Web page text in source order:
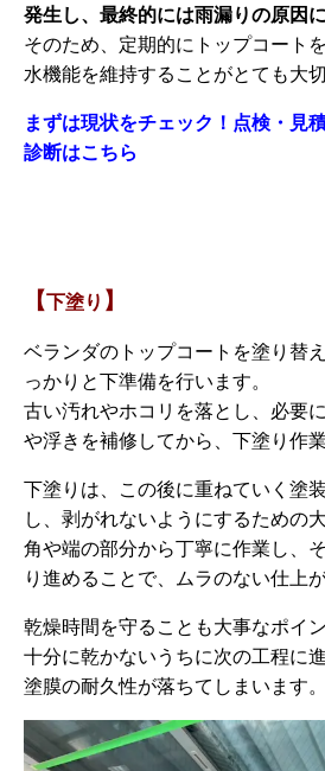
発生し、最終的には雨漏りの原因
そのため、定期的にトップコート
水機能を維持することがとても大切
まずは現状をチェック！点検・見
診断はこちら
【下塗り 】
ベランダのトップコートを塗り替
っかりと下準備を行います。
古い汚れやホコリを落とし、必要
や浮きを補修してから、下塗り作
下塗りは、この後に重ねていく塗
し、剥がれないようにするための
角や端の部分から丁寧に作業し、
り進めることで、ムラのない仕上
乾燥時間を守ることも大事なポイン
十分に乾かないうちに次の工程に
塗膜の耐久性が落ちてしまいます。